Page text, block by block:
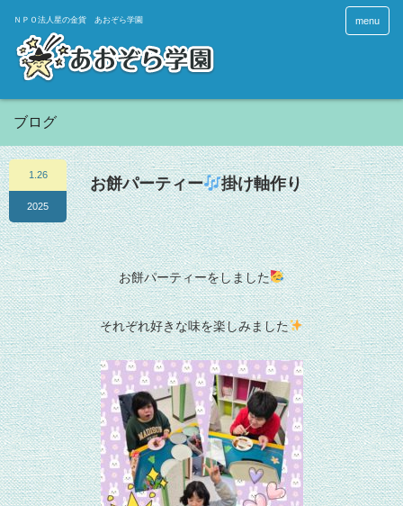
menu
ブログ
1.26
2025
お餅パーティー 掛け軸作り
お餅パーティーをしました
それぞれ好きな味を楽しみました